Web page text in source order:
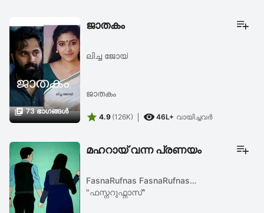
 73 ഭാഗങ്ങള്‍
ജാതകം
ലിച്ച ജോയ്
ജാതകം
 4.9 (126K)  46L+ വായിച്ചവര്‍
മഹറായ് വന്ന പ്രണയം
FasnaRufnas FasnaRufnas
"ഫസ്നറുഫ്നാസ്"